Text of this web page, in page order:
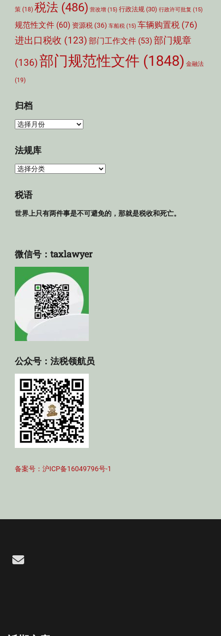
策 (18) 税法 (486) 营改增 (15) 行政法规 (30) 行政许可批复 (15)
规范性文件 (60) 资源税 (36) 车船税 (15) 车辆购置税 (76)
进出口税收 (123) 部门工作文件 (53) 部门规章
(136)部门规范性文件 (1848) 金融法
(19)
归档
归
法规库
法
库
税语
世界上只有两件事是不可避免的，那就是税收和死亡。
微信号：taxlawyer
公众号：法税领航员
备案号：沪ICP备16049796号-1
Email